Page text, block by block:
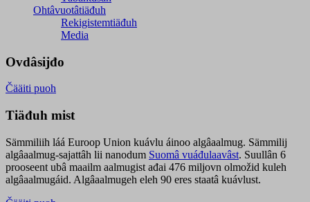
Ohtâvuotâtiäđuh
Rekigistemtiäđuh
Media
Ovdâsijđo
Čääiti puoh
Tiäđuh mist
Sämmiliih láá Euroop Union kuávlu áinoo algâaalmug. Sämmilij
algâaalmug-sajattâh lii nanodum Suomâ vuáđulaavâst. Suullân 6
prooseent ubâ maailm aalmugist ađai 476 miljovn olmožid kuleh
algâaalmugáid. Algâaalmugeh eleh 90 eres staatâ kuávlust.